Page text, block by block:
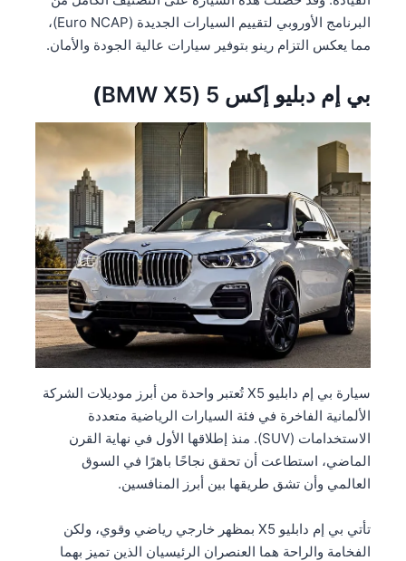
البرنامج الأوروبي لتقييم السيارات الجديدة (Euro NCAP)،
مما يعكس التزام رينو بتوفير سيارات عالية الجودة والأمان.
بي إم دبليو إكس 5 (BMW X5 )
سيارة بي إم دابليو X5 تُعتبر واحدة من أبرز موديلات الشركة
الألمانية الفاخرة في فئة السيارات الرياضية متعددة
الاستخدامات (SUV). منذ إطلاقها الأول في نهاية القرن
الماضي، استطاعت أن تحقق نجاحًا باهرًا في السوق
العالمي وأن تشق طريقها بين أبرز المنافسين.
تأتي بي إم دابليو X5 بمظهر خارجي رياضي وقوي، ولكن
الفخامة والراحة هما العنصران الرئيسيان الذين تميز بهما